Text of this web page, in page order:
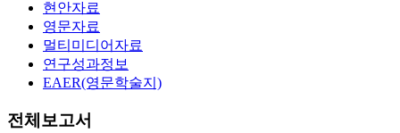
현안자료
영문자료
멀티미디어자료
연구성과정보
EAER(영문학술지)
전체보고서